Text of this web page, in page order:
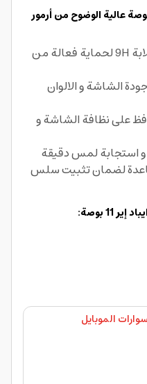
حماية شاشة ايباد إير 11 بوصة عالية الوضوح من أرمور
مصنوعة من زجاج مقوى بصلابة 9H لحماية فعالة من
الشاشة و الالوان
على نظافة الشاشة و
استجابة لمس دقيقة
لضمان تثبيت سلس
11 بوصة:
الموبايل